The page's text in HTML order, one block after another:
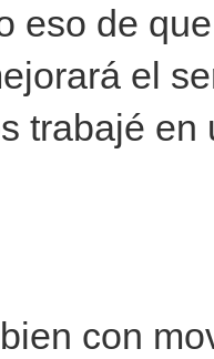
eso de
el
trabajé
con